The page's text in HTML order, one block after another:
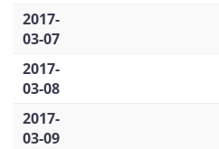
2017-
03-07
2017-
03-08
2017-
03-09